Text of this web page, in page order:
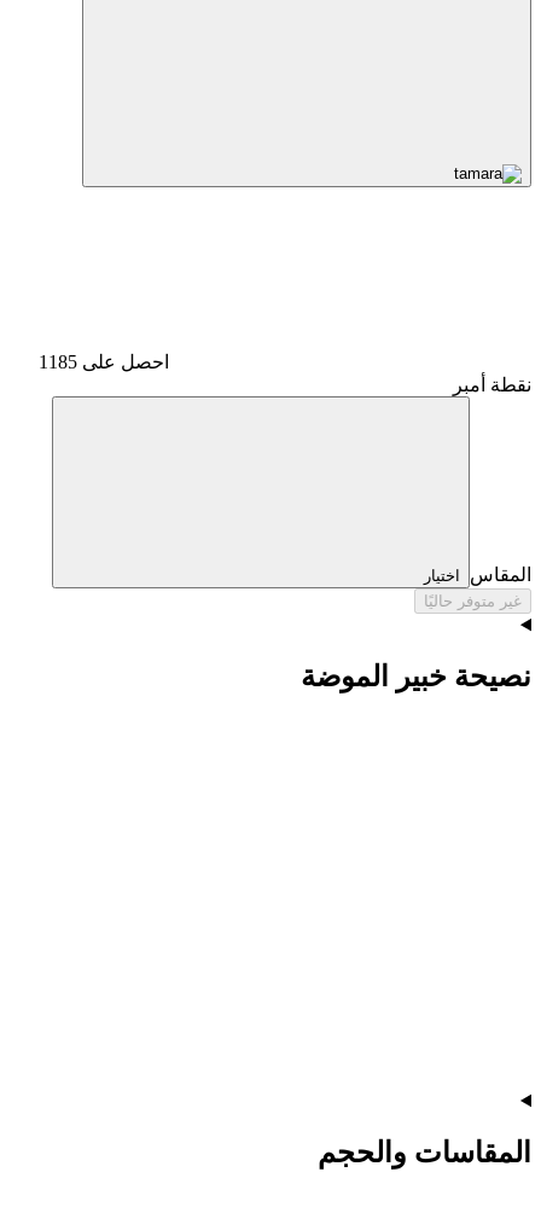
احصل على 1185
نقطة أمبر
المقاس
اختيار
غير متوفر حاليًا
نصيحة خبير الموضة
المقاسات والحجم